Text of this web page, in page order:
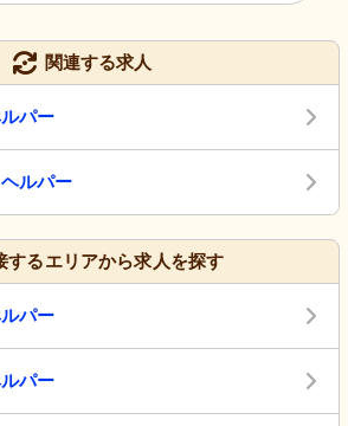
関連する求人
パー
ルパー
するエリアから求人を探す
パー
パー